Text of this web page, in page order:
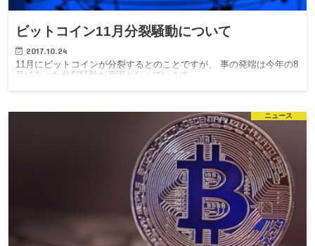
ビットコイン11月分裂騒動について
2017.10.24
11月にビットコインが分裂するとのことですが、 事の発端は今年の8
月にあった分裂騒動が原因となっています。
ニュース